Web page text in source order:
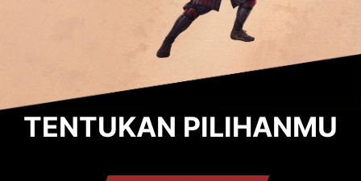
TENTUKAN PILIHANMU